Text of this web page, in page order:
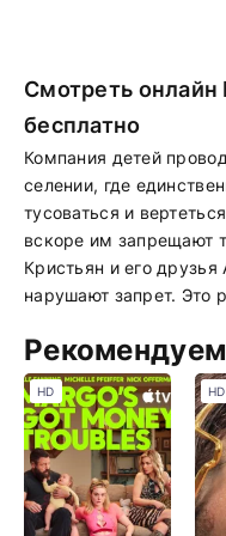
Смотреть
бесплатно
Компания детей
селении, где
тусоваться и
вскоре им запрещают
Кристьян и его
нарушают запрет. Это
HD HD